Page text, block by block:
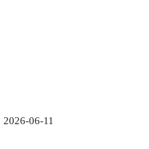
2026-06-11